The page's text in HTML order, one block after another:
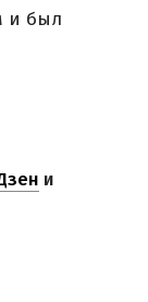
и был
и